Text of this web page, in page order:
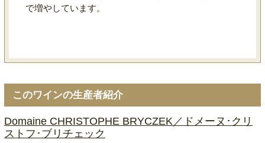
で増やしています。
このワインの生産者紹介
Domaine CHRISTOPHE BRYCZEK／ドメーヌ･クリ
ストフ･ブリチェック